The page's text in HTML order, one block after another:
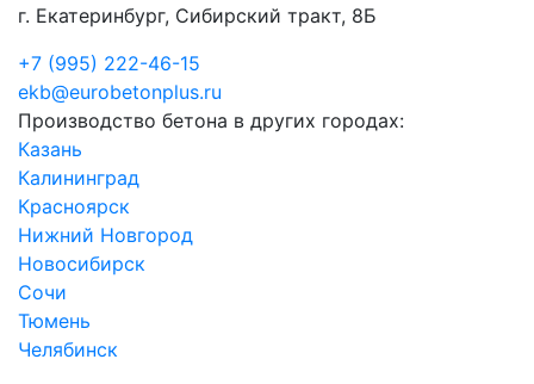
г. Екатеринбург, Сибирский тракт, 8Б
+7 (995) 222-46-15
ekb@eurobetonplus.ru
Производство бетона в других городах:
Казань
Калининград
Красноярск
Нижний Новгород
Новосибирск
Сочи
Тюмень
Челябинск